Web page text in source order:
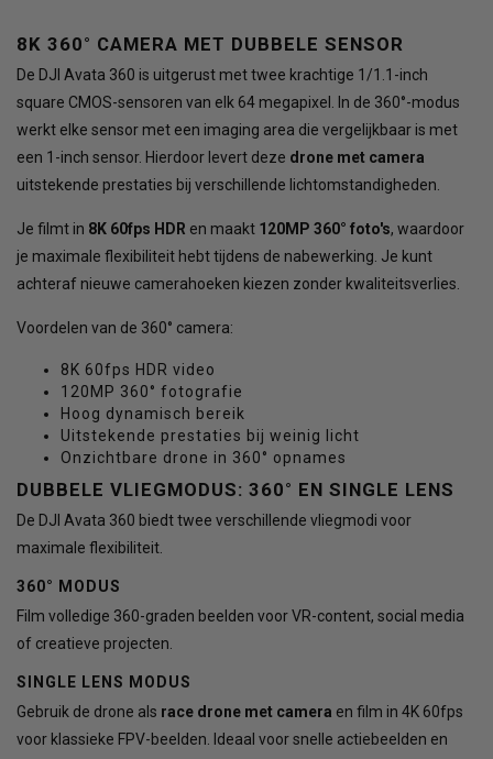
8K 360° CAMERA MET DUBBELE SENSOR
De DJI Avata 360 is uitgerust met twee krachtige 1/1.1-inch
square CMOS-sensoren van elk 64 megapixel. In de 360°-modus
werkt elke sensor met een imaging area die vergelijkbaar is met
een 1-inch sensor. Hierdoor levert deze drone met camera
uitstekende prestaties bij verschillende lichtomstandigheden.
Je filmt in 8K 60fps HDR en maakt 120MP 360° foto's, waardoor
je maximale flexibiliteit hebt tijdens de nabewerking. Je kunt
achteraf nieuwe camerahoeken kiezen zonder kwaliteitsverlies.
Voordelen van de 360° camera:
8K 60fps HDR video
120MP 360° fotografie
Hoog dynamisch bereik
Uitstekende prestaties bij weinig licht
Onzichtbare drone in 360° opnames
DUBBELE VLIEGMODUS: 360° EN SINGLE LENS
De DJI Avata 360 biedt twee verschillende vliegmodi voor
maximale flexibiliteit.
360° MODUS
Film volledige 360-graden beelden voor VR-content, social media
of creatieve projecten.
SINGLE LENS MODUS
Gebruik de drone als race drone met camera en film in 4K 60fps
voor klassieke FPV-beelden. Ideaal voor snelle actiebeelden en